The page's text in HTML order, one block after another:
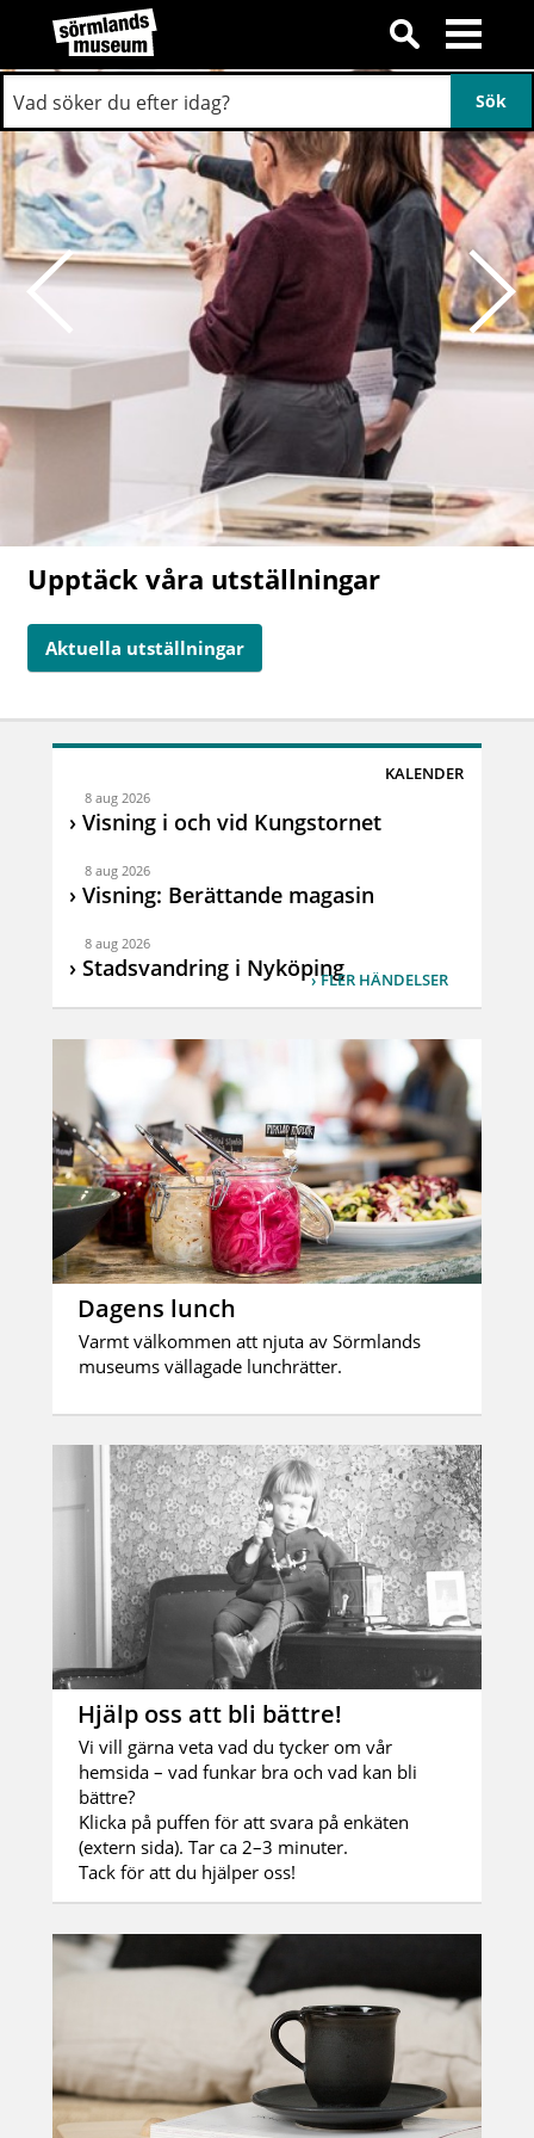
Upptäck våra utställningar
Aktuella utställningar
KALENDER
8 aug 2026
Visning i och vid Kungstornet
8 aug 2026
Visning: Berättande magasin
8 aug 2026
Stadsvandring i NyköpingFLER HÄNDELSER
Dagens lunch
Varmt välkommen att njuta av Sörmlands
museums vällagade lunchrätter.
Hjälp oss att bli bättre!
Vi vill gärna veta vad du tycker om vår
hemsida – vad funkar bra och vad kan bli
bättre?
Klicka på puffen för att svara på enkäten
(extern sida). Tar ca 2–3 minuter.
Tack för att du hjälper oss!